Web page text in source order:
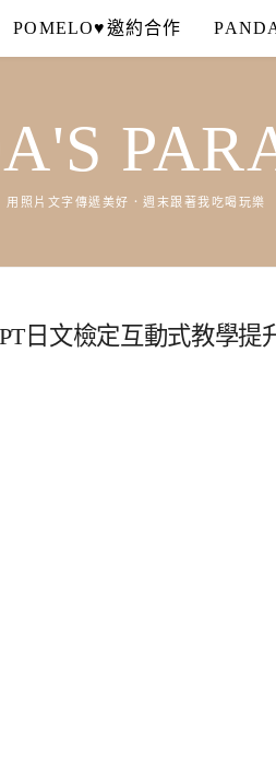
POMELO♥邀約合作
用照片文字傳遞美好．週末跟著我吃喝玩樂
日文檢定互動式教學提